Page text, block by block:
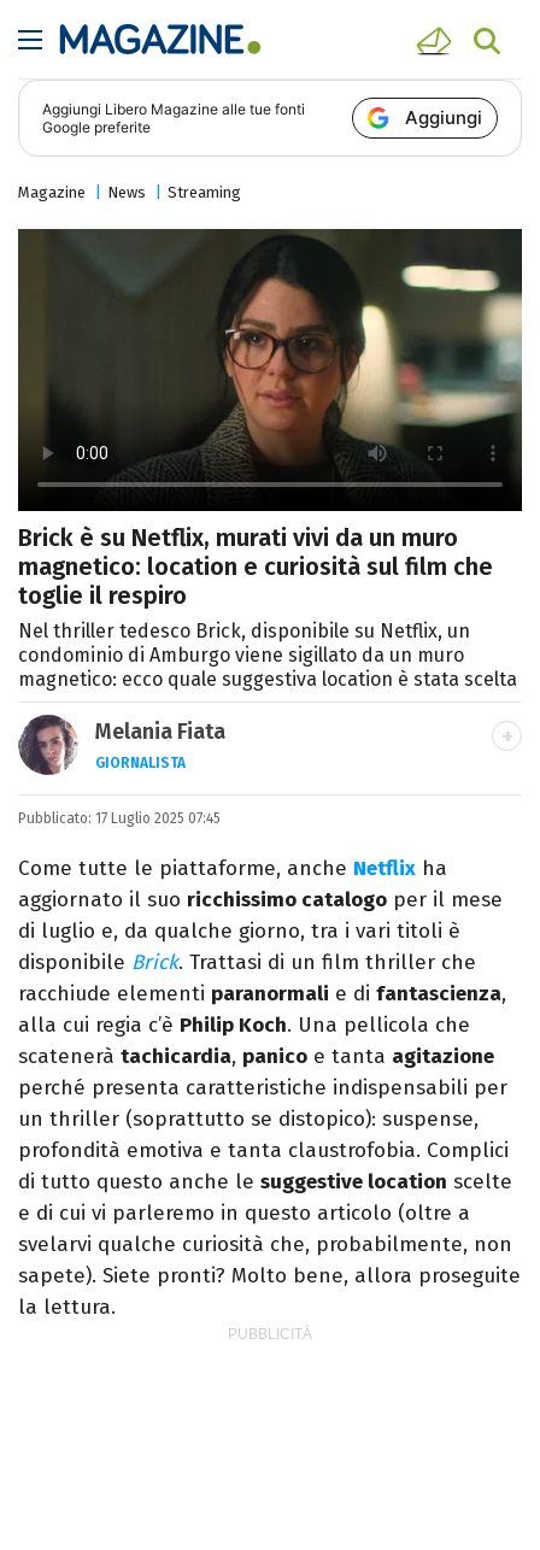
Aggiungi Libero Magazine alle tue fonti
Google preferite
Aggiungi
Magazine News Streaming
Brick è su Netflix, murati vivi da un muro
magnetico: location e curiosità sul film che
toglie il respiro
Nel thriller tedesco Brick, disponibile su Netflix, un
condominio di Amburgo viene sigillato da un muro
magnetico: ecco quale suggestiva location è stata scelta
Melania Fiata
GIORNALISTA
Laureata in Lettere, divoratrice di libri e
serie. Scrivo di spettacoli, film e TV.
Pubblicato: 17 Luglio 2025 07:45
Come tutte le piattaforme, anche Netflix ha
aggiornato il suo ricchissimo catalogo per il mese
di luglio e, da qualche giorno, tra i vari titoli è
disponibile Brick. Trattasi di un film thriller che
racchiude elementi paranormali e di fantascienza,
alla cui regia c’è Philip Koch. Una pellicola che
scatenerà tachicardia, panico e tanta agitazione
perché presenta caratteristiche indispensabili per
un thriller (soprattutto se distopico): suspense,
profondità emotiva e tanta claustrofobia. Complici
di tutto questo anche le suggestive location scelte
e di cui vi parleremo in questo articolo (oltre a
svelarvi qualche curiosità che, probabilmente, non
sapete). Siete pronti? Molto bene, allora proseguite
la lettura.